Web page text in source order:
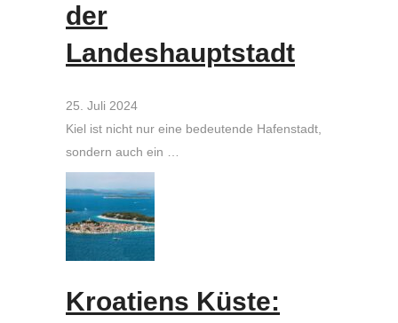
der
Landeshauptstadt
25. Juli 2024
Kiel ist nicht nur eine bedeutende Hafenstadt,
sondern auch ein …
Kroatiens Küste: